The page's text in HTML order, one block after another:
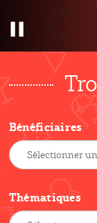
Bénéficiaires
Thématiques